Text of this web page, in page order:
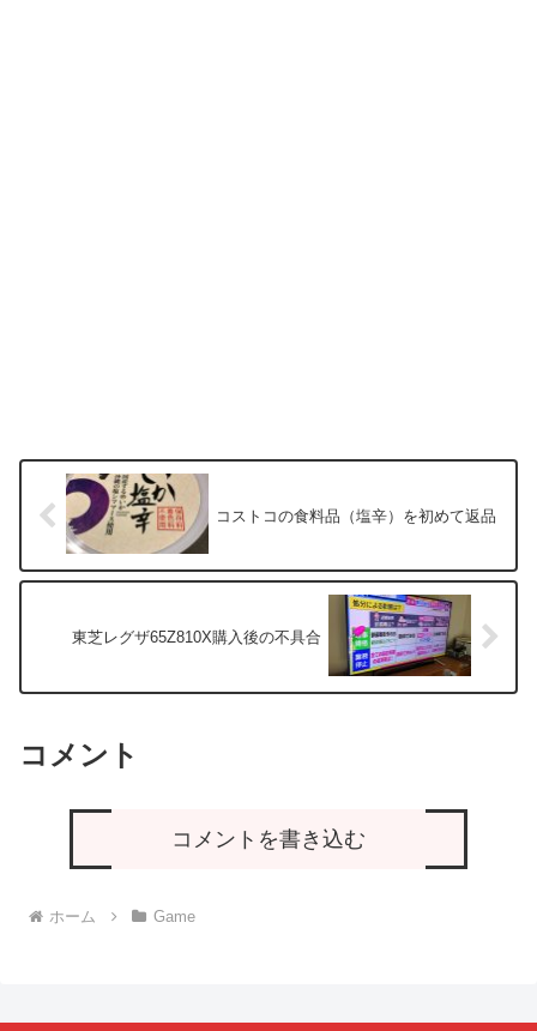
コストコの食料品（塩辛）を初めて返品
東芝レグザ65Z810X購入後の不具合
コメント
コメントを書き込む
ホーム Game